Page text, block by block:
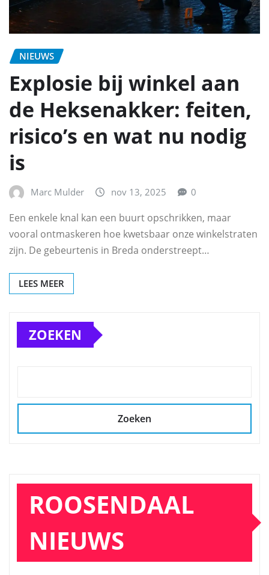
NIEUWS
Explosie bij winkel aan
de Heksenakker: feiten,
risico’s en wat nu nodig
is
Marc Mulder nov 13, 2025 0
Een enkele knal kan een buurt opschrikken, maar
vooral ontmaskeren hoe kwetsbaar onze winkelstraten
zijn. De gebeurtenis in Breda onderstreept…
LEES MEER
ZOEKEN
Zoeken
ROOSENDAAL
NIEUWS